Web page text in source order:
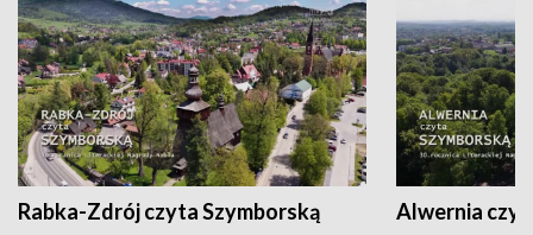
Rabka-Zdrój czyta Szymborską Alwernia